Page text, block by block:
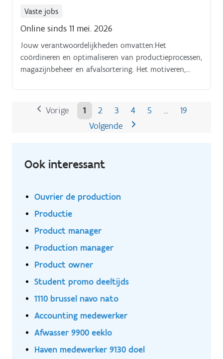
Vaste jobs
Online sinds 11 mei. 2026
Jouw verantwoordelijkheden omvatten:Het
coördineren en optimaliseren van productieprocessen,
magazijnbeheer en afvalsortering. Het motiveren,
Vorige 1 2 3 4 5
19
Volgende
Ook interessant
Ouvrier de production
Productie
Product manager
Production manager
Product owner
Student promo deeltijds
1110 brussel navo nato
Accounting medewerker
Afwasser 9900 eeklo
Haven medewerker 9130 doel